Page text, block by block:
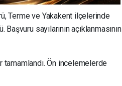
Terme ve Yakakent ilçelerinde
sayılarının açıklanmasının
tamamlandı. Ön incelemelerde